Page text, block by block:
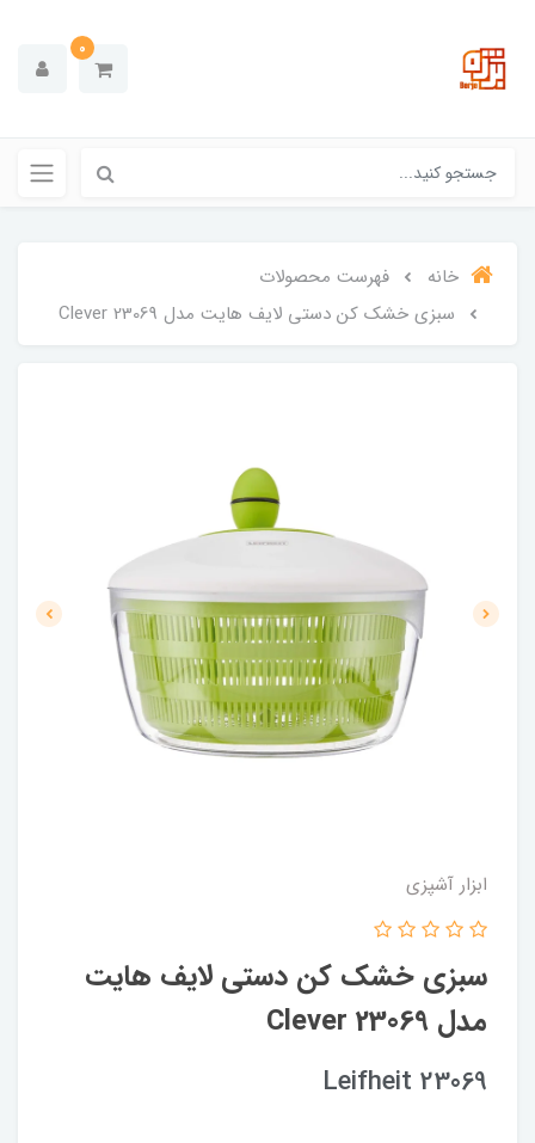
0
خانه
فهرست محصولات
سبزی خشک کن دستی لایف هایت مدل Clever 23069
ابزار آشپزی
سبزی خشک کن دستی لایف هایت
مدل Clever 23069
Leifheit 23069